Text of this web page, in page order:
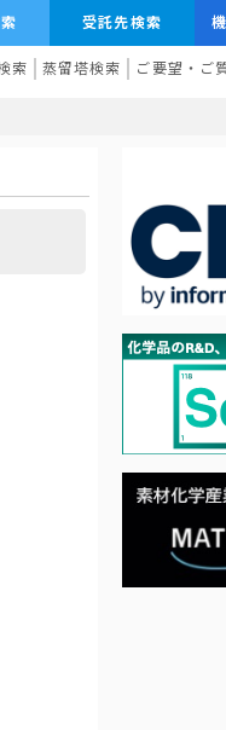
受託先検索
索 蒸留塔検索 ご要望・ご